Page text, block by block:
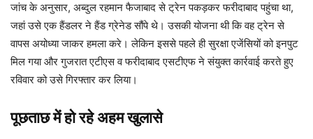
जांच के अनुसार, अब्दुल रहमान फैजाबाद से ट्रेन पकड़कर फरीदाबाद पहुंचा था,
जहां उसे एक हैंडलर ने हैंड ग्रेनेड सौंपे थे। उसकी योजना थी कि वह ट्रेन से
वापस अयोध्या जाकर हमला करे। लेकिन इससे पहले ही सुरक्षा एजेंसियों को इनपुट
मिल गया और गुजरात एटीएस व फरीदाबाद एसटीएफ ने संयुक्त कार्रवाई करते हुए
रविवार को उसे गिरफ्तार कर लिया।
पूछताछ में हो रहे अहम खुलासे